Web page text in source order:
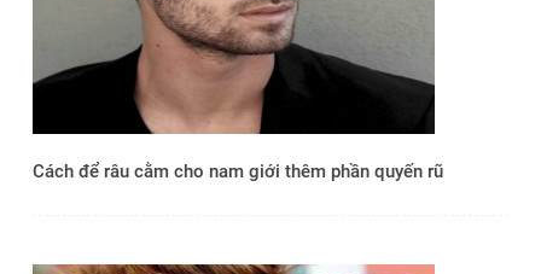
Cách để râu cằm cho nam giới thêm phần quyến rũ